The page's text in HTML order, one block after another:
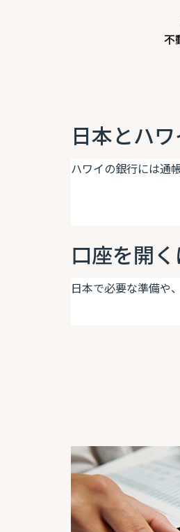
不
日本とハ
ハワイの銀行には通
口座を開
日本で必要な準備や